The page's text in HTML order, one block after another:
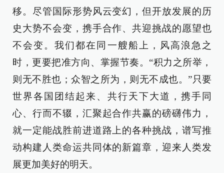
移。尽管国际形势风云变幻，但开放发展的历
史大势不会变，携手合作、共迎挑战的愿望也
不会变。我们都在同一艘船上，风高浪急之
时，更要把准方向、掌握节奏。“积力之所举，
则无不胜也；众智之所为，则无不成也。”只要
世界各国团结起来、共行天下大道，携手同
心、行而不辍，汇聚起合作共赢的磅礴伟力，
就一定能战胜前进道路上的各种挑战，谱写推
动构建人类命运共同体的新篇章，迎来人类发
展更加美好的明天。